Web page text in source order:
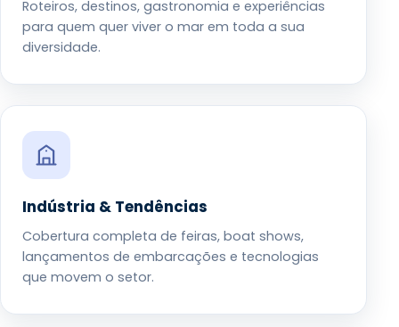
Roteiros, destinos, gastronomia e experiências
para quem quer viver o mar em toda a sua
diversidade.
Indústria & Tendências
Cobertura completa de feiras, boat shows,
lançamentos de embarcações e tecnologias
que movem o setor.